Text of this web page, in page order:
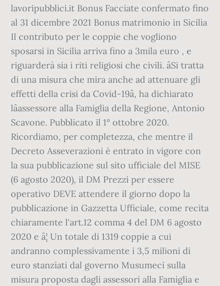
lavoripubblici.it Bonus Facciate confermato fino
al 31 dicembre 2021 Bonus matrimonio in Sicilia
Il contributo per le coppie che vogliono
sposarsi in Sicilia arriva fino a 3mila euro , e
riguarderà sia i riti religiosi che civili. âSi tratta
di una misura che mira anche ad attenuare gli
effetti della crisi da Covid-19â, ha dichiarato
lâassessore alla Famiglia della Regione, Antonio
Scavone. Pubblicato il 1° ottobre 2020.
Ricordiamo, per completezza, che mentre il
Decreto Asseverazioni è entrato in vigore con
la sua pubblicazione sul sito ufficiale del MISE
(6 agosto 2020), il DM Prezzi per essere
operativo DEVE attendere il giorno dopo la
pubblicazione in Gazzetta Ufficiale, come recita
chiaramente l'art.12 comma 4 del DM 6 agosto
2020 e â¦ Un totale di 1319 coppie a cui
andranno complessivamente i 3,5 milioni di
euro stanziati dal governo Musumeci sulla
misura proposta dagli assessori alla Famiglia e